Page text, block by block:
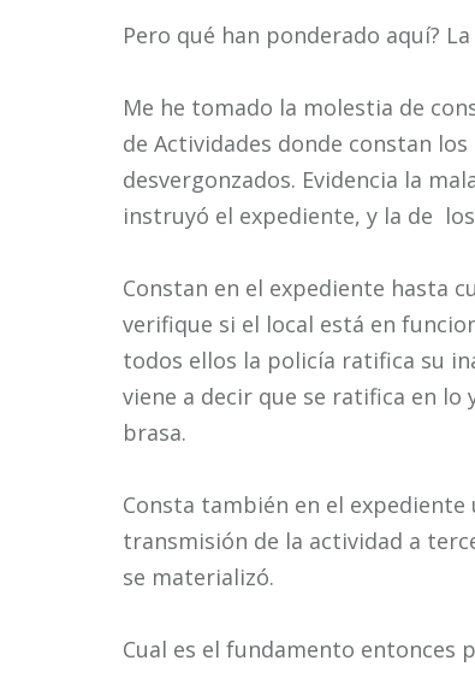
Pero qué han ponderado aquí?
Me he tomado la molestia de
de Actividades donde constan
desvergonzados. Evidencia la
instruyó el expediente, y la de
Constan en el expediente hasta
verifique si el local está en
todos ellos la policía ratifica su
viene a decir que se ratifica en
brasa.
Consta también en el
transmisión de la actividad a
se materializó.
Cual es el fundamento entonces